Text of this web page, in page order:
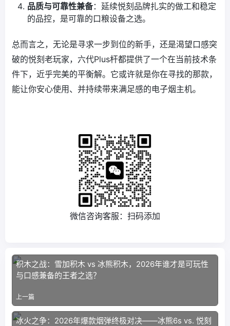
品质与可靠性兼备：延续悦刻品牌扎实的做工和稳定
的品控，是可靠的口粮设备之选。
总而言之，无论是寻求一步到位的新手，还是渴望口感突
破的悦刻老玩家，六代Plus杆都提供了一个在当前技术条
件下，近乎完美的平衡解。它或许就是你在寻找的那款，
能让你安心使用、并持续带来满足感的电子烟主机。
微信咨询客服：扫码添加
积木之战：雪加积木 vs 冰熊积木，2026年谁才是可玩性
与口感兼备的王者之选？
上一篇
冰火之争：2026年爆款烟弹终极对决——冰熊6s vs. 悦刻